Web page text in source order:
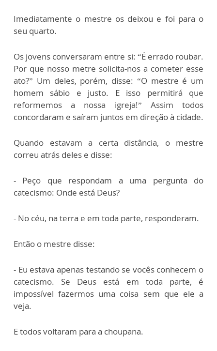
Imediatamente o mestre os deixou e foi para o
seu quarto.
Os jovens conversaram entre si: “É errado roubar.
Por que nosso metre solicita-nos a cometer esse
ato?” Um deles, porém, disse: “O mestre é um
homem sábio e justo. E isso permitirá que
reformemos a nossa igreja!” Assim todos
concordaram e saíram juntos em direção à cidade.
Quando estavam a certa distância, o mestre
correu atrás deles e disse:
- Peço que respondam a uma pergunta do
catecismo: Onde está Deus?
- No céu, na terra e em toda parte, responderam.
Então o mestre disse:
- Eu estava apenas testando se vocês conhecem o
catecismo. Se Deus está em toda parte, é
impossível fazermos uma coisa sem que ele a
veja.
E todos voltaram para a choupana.